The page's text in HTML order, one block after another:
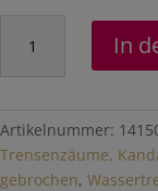
Wassertrense
einfach
In
Artikelnummer:
Trensenzäume,
gebrochen,